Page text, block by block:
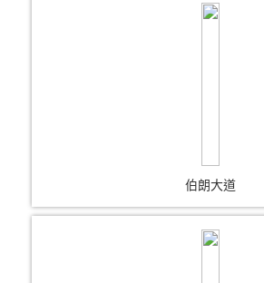
伯朗大道